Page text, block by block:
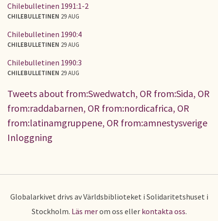
Chilebulletinen 1991:1-2
CHILEBULLETINEN 29 AUG
Chilebulletinen 1990:4
CHILEBULLETINEN 29 AUG
Chilebulletinen 1990:3
CHILEBULLETINEN 29 AUG
Tweets about from:Swedwatch, OR from:Sida, OR
from:raddabarnen, OR from:nordicafrica, OR
from:latinamgruppene, OR from:amnestysverige
Inloggning
Globalarkivet drivs av Världsbiblioteket i Solidaritetshuset i
Stockholm. Läs merom oss eller kontakta oss.